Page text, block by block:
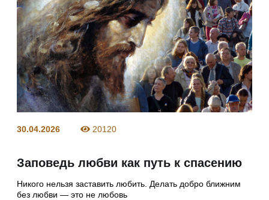
30.04.2026 20120
Заповедь любви как путь к спасению
Никого нельзя заставить любить. Делать добро ближним
без любви — это не любовь